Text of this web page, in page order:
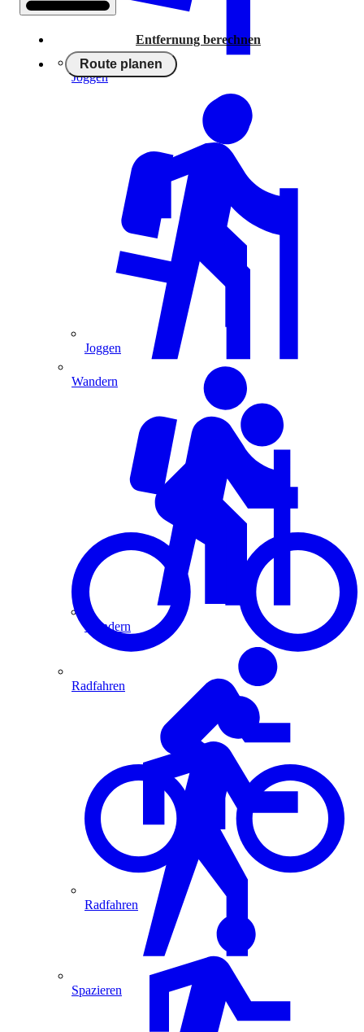
Entfernung berechnen
Route planen
Joggen
Wandern
Radfahren
Joggen
Wandern
Radfahren
Spazieren